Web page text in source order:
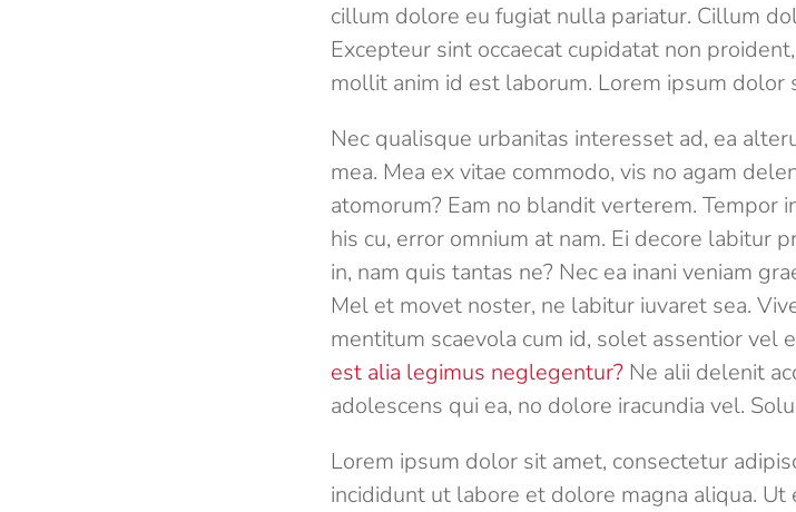
cillum dolore eu fugiat nulla pariatur. Cillum
Excepteur sint occaecat cupidatat non
mollit anim id est laborum. Lorem ipsum dolor
Nec qualisque urbanitas interesset ad, ea
mea. Mea ex vitae commodo, vis no agam
atomorum? Eam no blandit verterem. Tempor
his cu, error omnium at nam. Ei decore labitur
in, nam quis tantas ne? Nec ea inani veniam
Mel et movet noster, ne labitur iuvaret sea.
mentitum scaevola cum id, solet assentior vel
est alia legimus neglegentur? Ne alii delenit
adolescens qui ea, no dolore iracundia vel.
Lorem ipsum dolor sit amet, consectetur
incididunt ut labore et dolore magna aliqua. Ut